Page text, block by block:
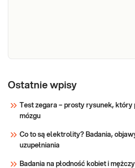
jad osy
w surowicy krwi, z
specyficznych w stosunku do
Ostatnie wpisy
Test zegara – prosty rysunek, który
mózgu
Co to są elektrolity? Badania,
uzupełniania
Badania na płodność kobiet i